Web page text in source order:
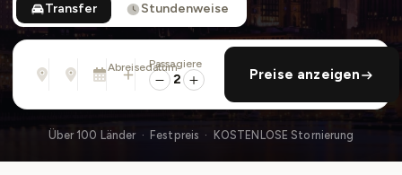
Transfer Stundenweise
Von
Adresse, Flughafen, Hotel, ...
Nach
Adresse, Flughafen, Hotel, ...
Abreisedatum
Sa., 8. Aug. · 01:45 PM
rückfahrt hinzufügen
Passagiere
2 Preise anzeigen
Über 100 Länder · Festpreis · KOSTENLOSE Stornierung